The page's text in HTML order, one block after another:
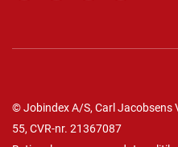
© Jobindex A/S, Carl Jacobsens
55, CVR-nr. 21367087